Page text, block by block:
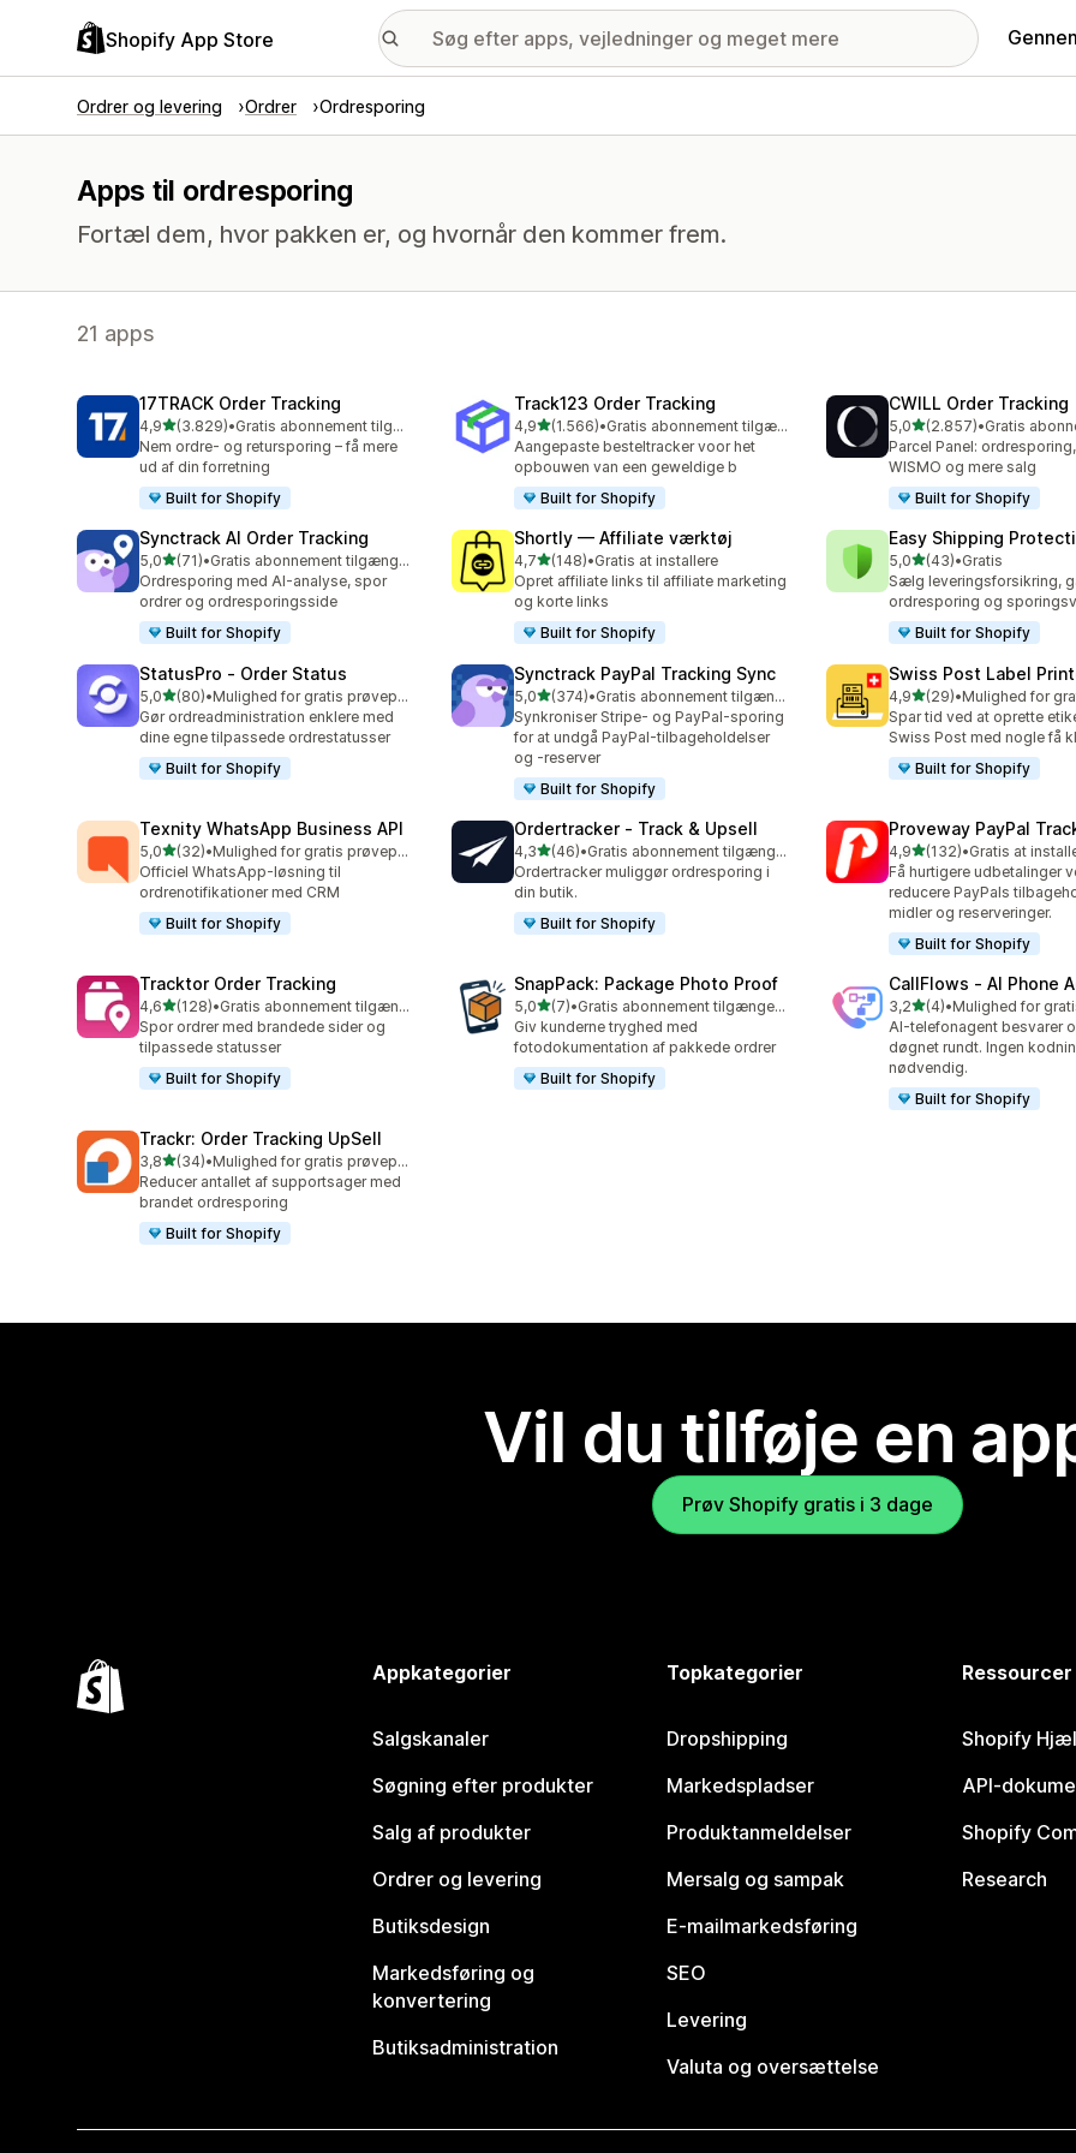
Shopify App Store
Ordrer og levering Ordrer Ordresporing
Apps til ordresporing
Fortæl dem, hvor pakken er, og hvornår den kommer frem.
21 apps
17TRACK Order Tracking
4,9ud af 5 stjerner
(3.829)
3829 anmeldelser i alt
•
Gratis abonnement tilgængeligt
Nem ordre- og retursporing – få mere
ud af din forretning
Built for Shopify
Track123 Order Tracking
4,9ud af 5 stjerner
(1.566)
1566 anmeldelser i alt
•
Gratis abonnement tilgængeligt
Aangepaste besteltracker voor het
opbouwen van een geweldige b
Built for Shopify
CWILL Order Tracking
5,0ud af 5 stjerner
(2.857)
2857 anmeldelser i alt
•
Parcel Panel:
WISMO og mere salg
Built for Shopify
Synctrack AI Order Tracking
5,0ud af 5 stjerner
(71)
71 anmeldelser i alt
•
Gratis abonnement tilgængeligt
Ordresporing med AI-analyse, spor
ordrer og ordresporingsside
Built for Shopify
Shortly — Affiliate værktøj
4,7ud af 5 stjerner
(148)
148 anmeldelser i alt
•Gratis at installere
Opret affiliate links til affiliate marketing
og korte links
Built for Shopify
Easy Shipping
5,0ud af 5 stjerner
(43)
43 anmeldelser i alt
•Gratis
Sælg leveringsforsikring,
ordresporing og
Built for Shopify
StatusPro ‑ Order Status
5,0ud af 5 stjerner
(80)
80 anmeldelser i alt
•
Mulighed for gratis prøveperiode
Gør ordreadministration enklere med
dine egne tilpassede ordrestatusser
Built for Shopify
Synctrack PayPal Tracking Sync
5,0ud af 5 stjerner
(374)
374 anmeldelser i alt
•
Gratis abonnement tilgængeligt
Synkroniser Stripe- og PayPal-sporing
for at undgå PayPal-tilbageholdelser
og -reserver
Built for Shopify
Swiss Post Label
4,9ud af 5 stjerner
(29)
29 anmeldelser i alt
•
Spar tid ved at oprette
Swiss Post med nogle få
Built for Shopify
Texnity WhatsApp Business API
5,0ud af 5 stjerner
(32)
32 anmeldelser i alt
•
Mulighed for gratis prøveperiode
Officiel WhatsApp-løsning til
ordrenotifikationer med CRM
Built for Shopify
Ordertracker ‑ Track & Upsell
4,3ud af 5 stjerner
(46)
46 anmeldelser i alt
•
Gratis abonnement tilgængeligt
Ordertracker muliggør ordresporing i
din butik.
Built for Shopify
Proveway PayPal
4,9ud af 5 stjerner
(132)
132 anmeldelser i alt
•Gratis at
Få hurtigere udbetalinger
reducere PayPals
midler og reserveringer.
Built for Shopify
Tracktor Order Tracking
4,6ud af 5 stjerner
(128)
128 anmeldelser i alt
•
Gratis abonnement tilgængeligt
Spor ordrer med brandede sider og
tilpassede statusser
Built for Shopify
SnapPack: Package Photo Proof
5,0ud af 5 stjerner
(7)
7 anmeldelser i alt
•
Gratis abonnement tilgængeligt
Giv kunderne tryghed med
fotodokumentation af pakkede ordrer
Built for Shopify
CallFlows ‑ AI Phone
3,2ud af 5 stjerner
(4)
4 anmeldelser i alt
•
AI-telefonagent besvarer
døgnet rundt. Ingen
nødvendig.
Built for Shopify
Trackr: Order Tracking UpSell
3,8ud af 5 stjerner
(34)
34 anmeldelser i alt
•
Mulighed for gratis prøveperiode
Reducer antallet af supportsager med
brandet ordresporing
Built for Shopify
Vil du tilføje en
Prøv Shopify gratis i 3 dage
Appkategorier
Salgskanaler
Søgning efter produkter
Salg af produkter
Ordrer og levering
Butiksdesign
Markedsføring og
konvertering
Butiksadministration
Topkategorier
Dropshipping
Markedspladser
Produktanmeldelser
Mersalg og sampak
E-mailmarkedsføring
SEO
Levering
Valuta og oversættelse
Ressourcer
Shopify
API-
Shopify
Research